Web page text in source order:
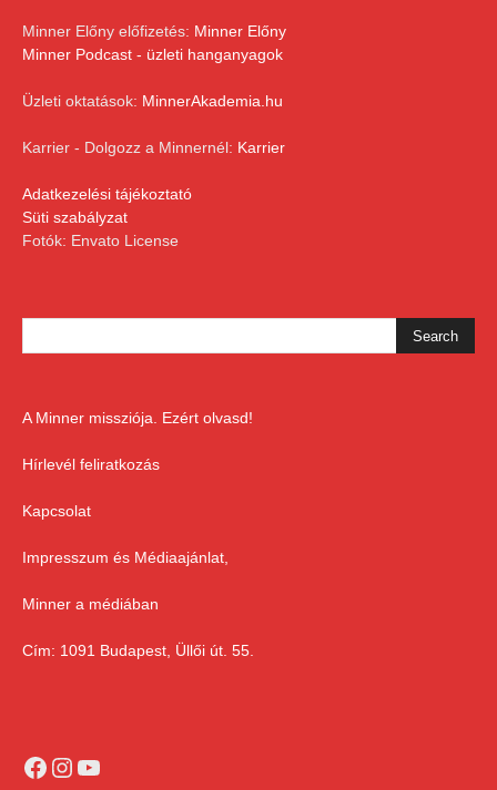
Minner Előny előfizetés: Minner Előny
Minner Podcast - üzleti hanganyagok
Üzleti oktatások: MinnerAkademia.hu
Karrier - Dolgozz a Minnernél: Karrier
Adatkezelési tájékoztató
Süti szabályzat
Fotók: Envato License
A Minner missziója. Ezért olvasd!
Hírlevél feliratkozás
Kapcsolat
Impresszum és Médiaajánlat,
Minner a médiában
Cím: 1091 Budapest, Üllői út. 55.
Facebook
Instagram
YouTube